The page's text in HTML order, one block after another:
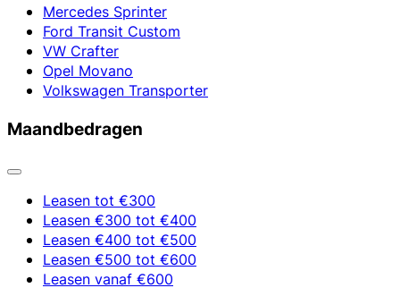
Mercedes Sprinter
Ford Transit Custom
VW Crafter
Opel Movano
Volkswagen Transporter
Maandbedragen
Leasen tot €300
Leasen €300 tot €400
Leasen €400 tot €500
Leasen €500 tot €600
Leasen vanaf €600